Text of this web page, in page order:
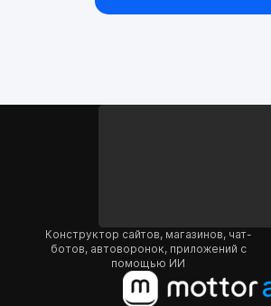
Конструктор сайтов, магазинов, чат-
ботов, автоворонок, приложений с
помощью ИИ